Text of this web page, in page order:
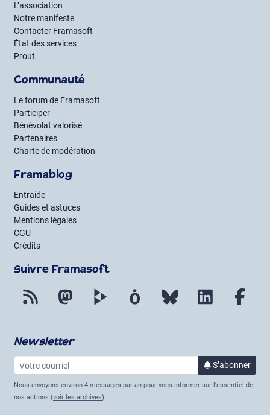
L’association
Notre manifeste
Contacter Framasoft
État des services
Prout
Communauté
Le forum de Framasoft
Participer
Bénévolat valorisé
Partenaires
Charte de modération
Framablog
Entraide
Guides et astuces
Mentions légales
CGU
Crédits
Suivre Framasoft
Flux RSS Mastodon PeerTube Mobilizon Bluesky LinkedIn
Newsletter
Votre courriel S’abonnerà la
Nous envoyons environ 4 messages par an pour vous informer sur l’essentiel de
nos actions (voir les archives).